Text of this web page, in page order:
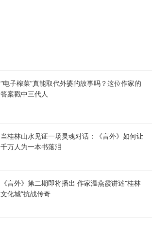
“电子榨菜”真能取代外婆的故事吗？这位作家的
答案戳中三代人
当桂林山水见证一场灵魂对话：《言外》如何让
千万人为一本书落泪
《言外》第二期即将播出 作家温燕霞讲述“桂林
文化城”抗战传奇